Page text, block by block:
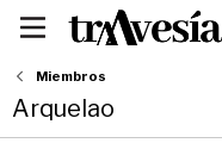
Miembros
Arquelao